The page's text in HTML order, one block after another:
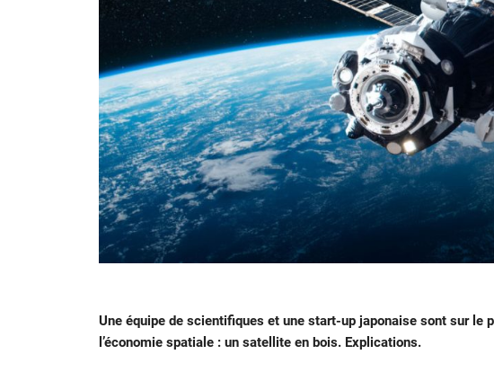
Une équipe de scientifiques et une start-up japonaise sont sur le
l’économie spatiale : un satellite en bois. Explications.